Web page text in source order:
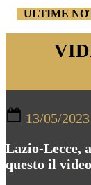
ULTIME
Posted
13/05/
Lazio-Lecce,
questo il